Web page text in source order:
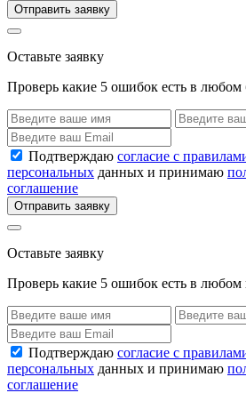
Отправить заявку
Оставьте заявку
Проверь какие 5 ошибок есть в любом
Подтверждаю согласие с
персональных данных и принимаю
соглашение
Отправить заявку
Оставьте заявку
Проверь какие 5 ошибок есть в
Подтверждаю согласие с
персональных данных и принимаю
соглашение